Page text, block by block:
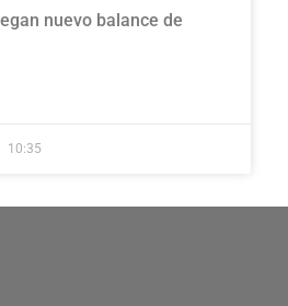
nuevo balance de
10:35